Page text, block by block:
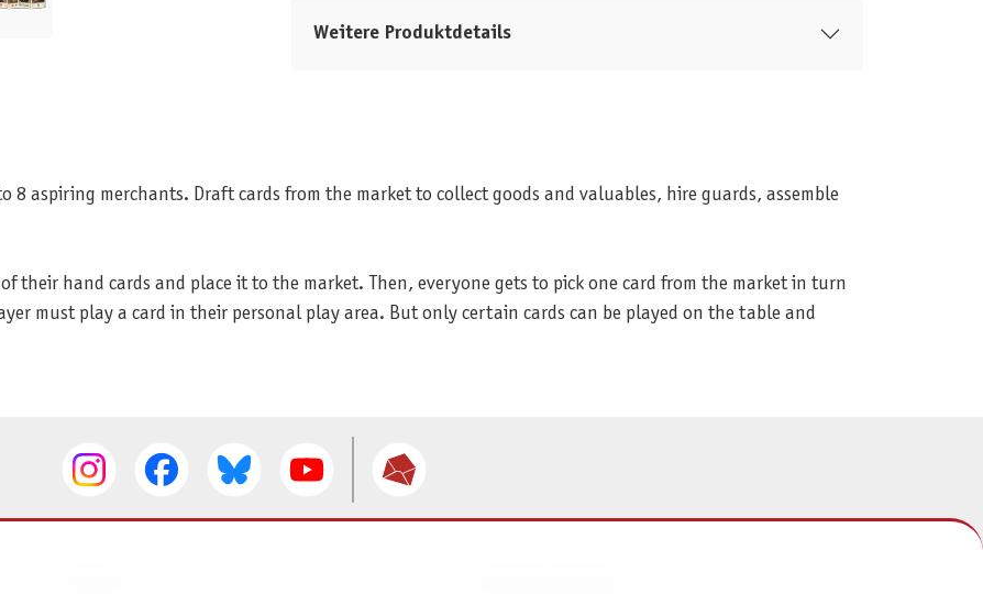
Weitere Produktdetails
8 aspiring merchants. Draft cards from the market to collect goods and valuables, hire guards, assemble
their hand cards and place it to the market. Then, everyone gets to pick one card from the market in turn
must play a card in their personal play area. But only certain cards can be played on the table and